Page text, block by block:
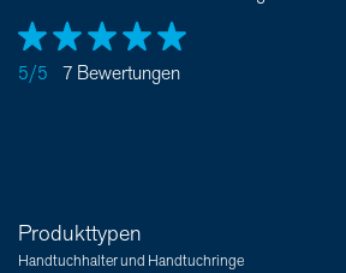
5/5 7 Bewertungen
Produkttypen
Handtuchhalter und Handtuchringe